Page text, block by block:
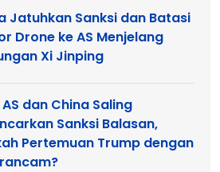
Jatuhkan Sanksi dan Batasi
Drone ke AS Menjelang
Xi Jinping
dan China Saling
Sanksi Balasan,
Pertemuan Trump dengan